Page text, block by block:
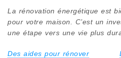
La rénovation énergétique est
pour votre maison. C’est un
une étape vers une vie plus
Des aides pour rénover